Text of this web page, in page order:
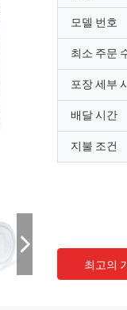
모델 번호
최소 주문
포장 세부
배달 시간
지불 조건
최고의